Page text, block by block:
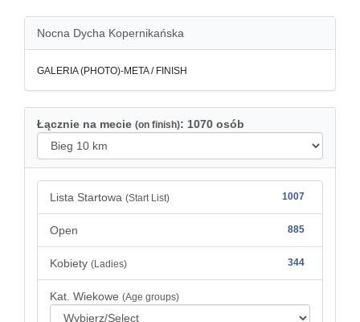
Nocna Dycha Kopernikańska
GALERIA (PHOTO)-META / FINISH
Łącznie na mecie (on finish): 1070 osób
Lista Startowa (Start List) 1007
Open 885
Kobiety (Ladies) 344
Kat. Wiekowe (Age groups)